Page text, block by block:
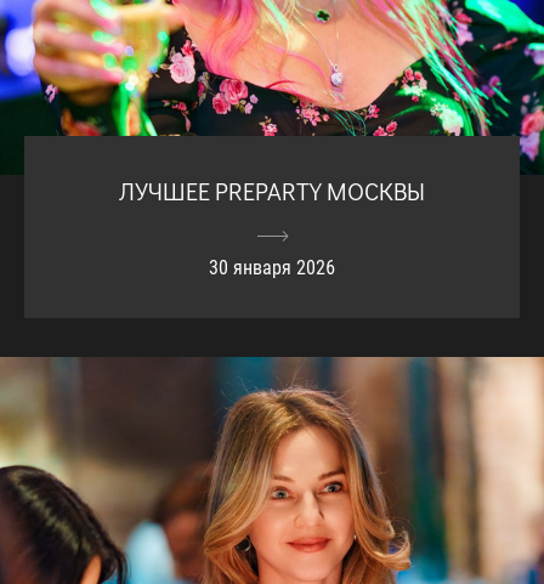
ЛУЧШЕЕ PREPARTY МОСКВЫ
30 января 2026